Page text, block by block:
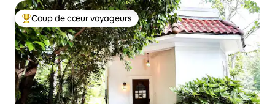
Coup de cœur voyageurs parmi les plus aimés
Coup de cœur voyageurs